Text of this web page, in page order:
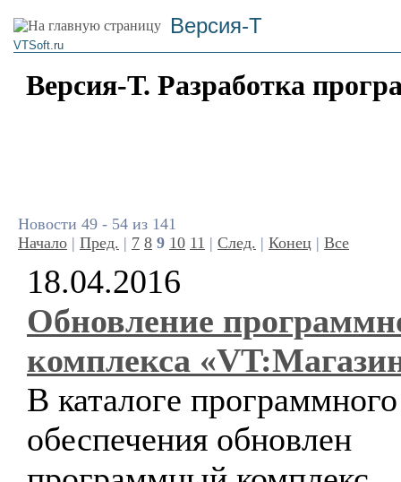
Версия-Т
VTSoft.ru
Версия-Т. Разработка
Новости 49 - 54 из 141
Начало | Пред. | 7 8 9 10 11 | След. | Конец | Все
18.04.2016
Обновление
комплекса
В каталоге программного
обеспечения обновлен